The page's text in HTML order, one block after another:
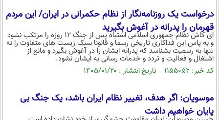
فناوری
گوناگون
حوادث
محیط زیست
فرهنگی
بین الملل
روانشناسی
آشپزی
دانلود
درخواست یک روزنامه‌نگار از نظام حکمرانی در ایران/ این مردم
قهرمان را پدرانه در آغوش بگیرید
ای کاش نظام جمهوری اسلامی اشتباه پس از جنگ ۱۲ روزه را مرتکب نشود
و به پاس این فداکاری تاریخی رسما و قانونا سبک زیست های متفاوت را نه
تنها به رسمیت بشناسد که پدرانه ایشان را در آغوش بگیرد و مانع از
اشتغال و فعالیت و تردد و خدمات رسانی به ایشان نشود.
کد خبر: ۱۱۵۵۰۵۲ تاریخ انتشار : ۱۴۰۵/۰۱/۲۰
موسویان: اگر هدف، تغییر نظام ایران باشد، یک جنگ بی
پایان خواهیم داشت